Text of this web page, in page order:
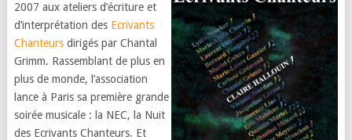
2007 aux ateliers d’écriture et
d’interprétation des Ecrivants
Chanteursdirigés par Chantal
Grimm. Rassemblant de plus en
plus de monde, l’association
lance à Paris sa première grande
soirée musicale : la NEC, la Nuit
des Ecrivants Chanteurs. Et